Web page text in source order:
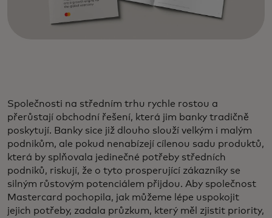
Společnosti na středním trhu rychle rostou a
přerůstají obchodní řešení, která jim banky tradičně
poskytují. Banky sice již dlouho slouží velkým i malým
podnikům, ale pokud nenabízejí cílenou sadu produktů,
která by splňovala jedinečné potřeby středních
podniků, riskují, že o tyto prosperující zákazníky se
silným růstovým potenciálem přijdou. Aby společnost
Mastercard pochopila, jak můžeme lépe uspokojit
jejich potřeby, zadala průzkum, který měl zjistit priority,